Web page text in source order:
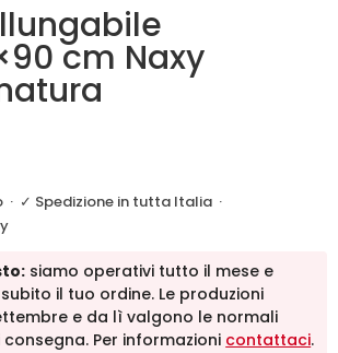
cm Naxy
· ✓ Spedizione in tutta Italia ·
siamo operativi tutto il mese e
il tuo ordine. Le produzioni
e da lì valgono le normali
Per informazioni contattaci.